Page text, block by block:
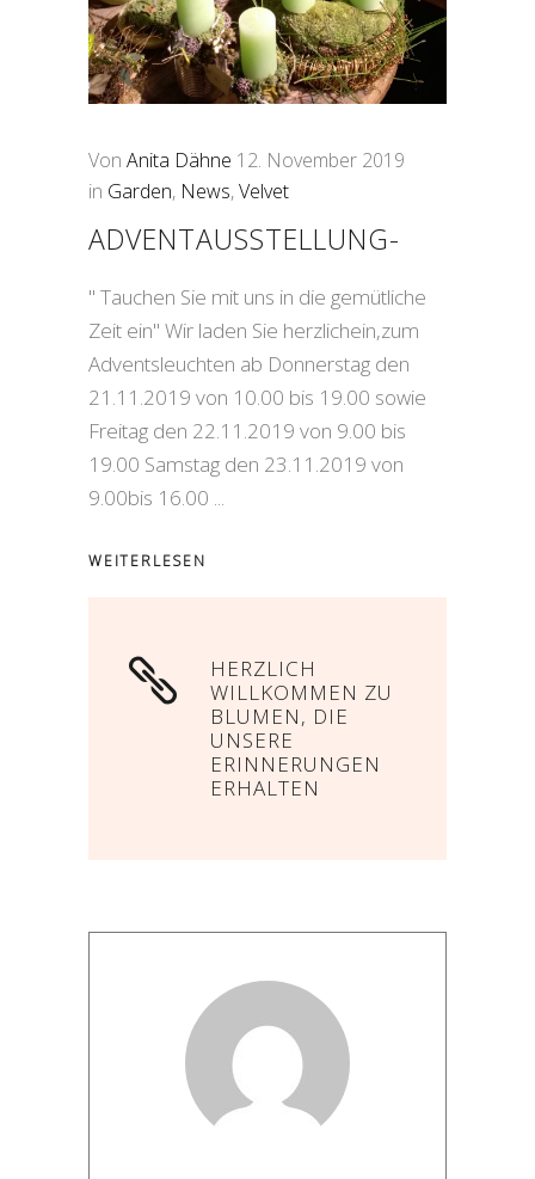
Von Anita Dähne 12. November 2019
in Garden, News,Velvet
ADVENTAUSSTELLUNG-
" Tauchen Sie mit uns in die gemütliche
Zeit ein" Wir laden Sie herzlichein,zum
Adventsleuchten ab Donnerstag den
21.11.2019 von 10.00 bis 19.00 sowie
Freitag den 22.11.2019 von 9.00 bis
19.00 Samstag den 23.11.2019 von
9.00bis 16.00
WEITERLESEN
HERZLICH
WILLKOMMEN ZU
BLUMEN, DIE
UNSERE
ERINNERUNGEN
ERHALTEN